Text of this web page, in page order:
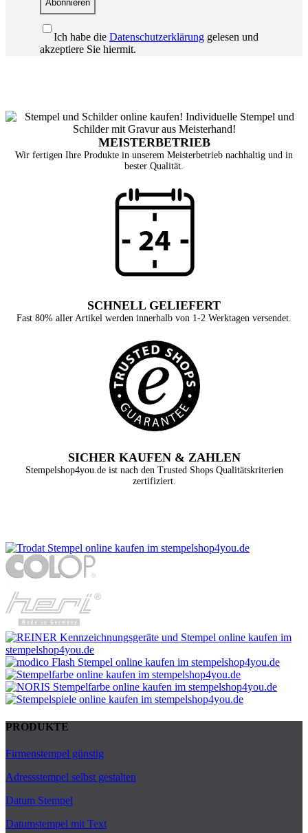
Abonnieren
Ich habe die Datenschutzerklärung gelesen und
akzeptiere Sie hiermit.
MEISTERBETRIEB
Wir fertigen Ihre Produkte in unserem Meisterbetrieb nachhaltig und in
bester Qualität.
SCHNELL GELIEFERT
Fast 80% aller Artikel werden innerhalb von 1-2 Werktagen versendet.
SICHER KAUFEN & ZAHLEN
Stempelshop4you.de ist nach den Trusted Shops Qualitätskriterien
zertifiziert.
PRODUKTE
Firmenstempel günstig
Adressstempel selbst gestalten
Datum Stempel
Datumstempel mit Text